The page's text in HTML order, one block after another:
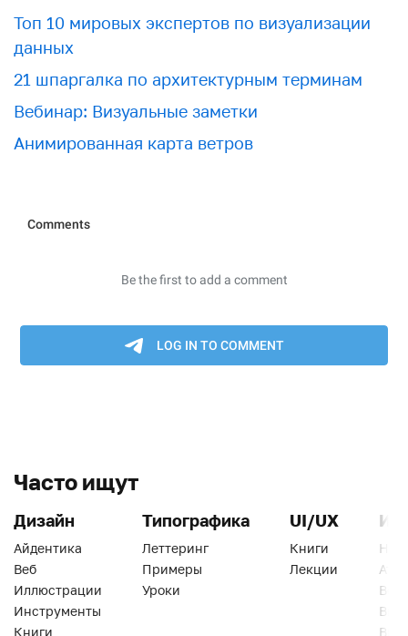
Топ 10 мировых экспертов по визуализации
данных
21 шпаргалка по архитектурным терминам
Вебинар: Визуальные заметки
Анимированная карта ветров
Часто ищут
Дизайн
Айдентика
Веб
Иллюстрации
Инструменты
Книги
Типографика
Леттеринг
Примеры
Уроки
UI/UX
Книги
Лекции
Веб